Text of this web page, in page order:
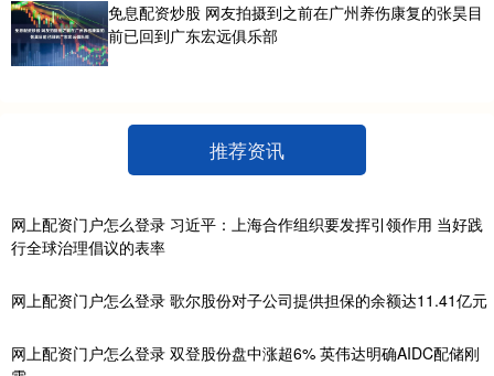
免息配资炒股 网友拍摄到之前在广州养伤康复的张昊目
前已回到广东宏远俱乐部
推荐资讯
网上配资门户怎么登录 习近平：上海合作组织要发挥引领作用 当好践
行全球治理倡议的表率
网上配资门户怎么登录 歌尔股份对子公司提供担保的余额达11.41亿元
网上配资门户怎么登录 双登股份盘中涨超6% 英伟达明确AIDC配储刚